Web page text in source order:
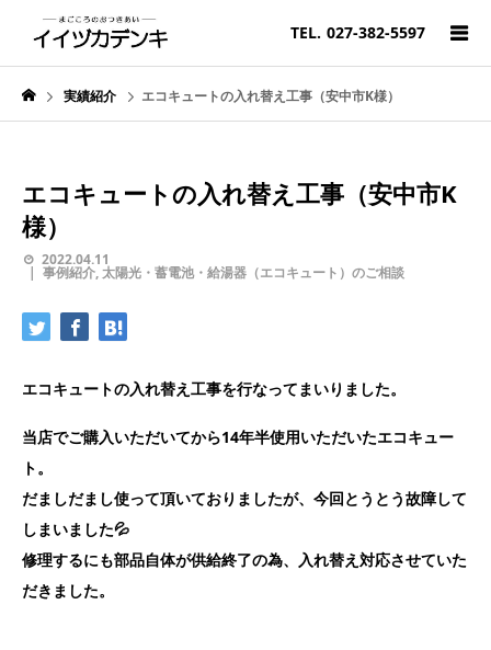
TEL. 027-382-5597
実績紹介 エコキュートの入れ替え工事（安中市K様）
エコキュートの入れ替え工事（安中市K
様）
2022.04.11
事例紹介,太陽光・蓄電池・給湯器（エコキュート）のご相談
エコキュートの入れ替え工事を行なってまいりました。
当店でご購入いただいてから14年半使用いただいたエコキュー
ト。
だましだまし使って頂いておりましたが、今回とうとう故障して
しまいました💦
修理するにも部品自体が供給終了の為、入れ替え対応させていた
だきました。